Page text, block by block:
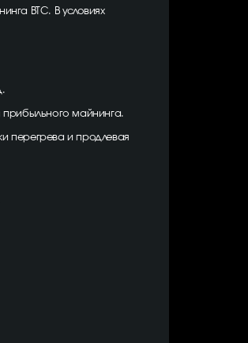
BTC. В условиях
прибыльного майнинга.
перегрева и продлевая